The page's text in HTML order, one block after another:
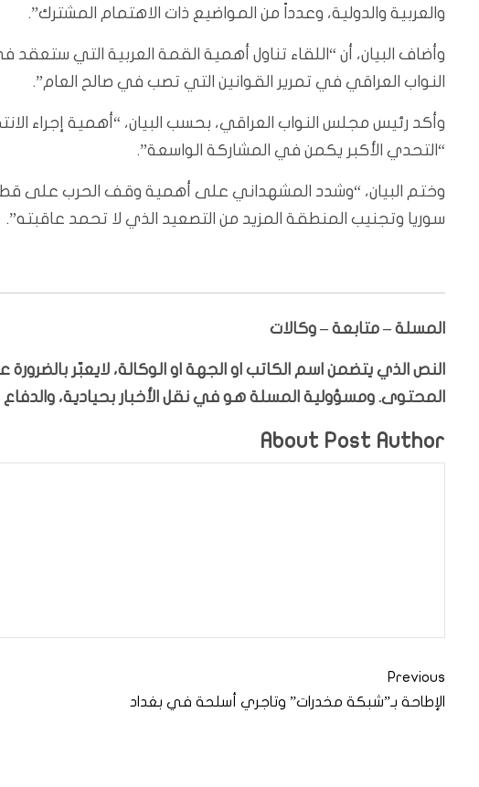
والعربية والدولية، وعدداً من المواضيع ذات الاهتمام المشترك”.
وأضاف البيان، أن “اللقاء تناول أهمية القمة العربية التي
النواب العراقي في تمرير القوانين التي تصب في صالح العام”.
وأكد رئيس مجلس النواب العراقي، بحسب البيان، “أهمية إجراء
“التحدي الأكبر يكمن في المشاركة الواسعة”.
وختم البيان، “وشدد المشهداني على أهمية وقف الحرب على
سوريا وتجنيب المنطقة المزيد من التصعيد الذي لا تحمد عاقبته”.
المسلة – متابعة – وكالات
النص الذي يتضمن اسم الكاتب او الجهة او الوكالة، لايعبّر
المحتوى. ومسؤولية المسلة هو في نقل الأخبار بحيادية،
About Post Author
Previous
الإطاحة بـ”شبكة مخدرات” وتاجري أسلحة في بغداد